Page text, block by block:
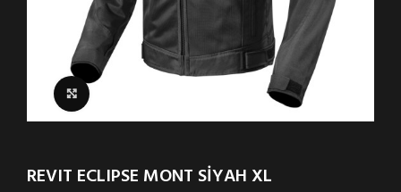
REVIT ECLIPSE MONT SİYAH XL